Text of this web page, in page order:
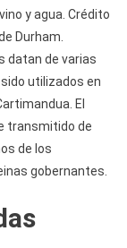
y agua. Crédito
Durham.
datan de varias
utilizados en
El
transmitido de
de los
gobernantes.